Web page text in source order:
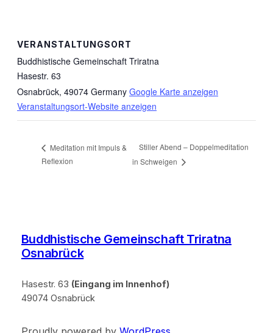
VERANSTALTUNGSORT
Buddhistische Gemeinschaft Triratna
Hasestr. 63
Osnabrück, 49074 Germany Google Karte anzeigen
Veranstaltungsort-Website anzeigen
Meditation mit Impuls &
Reflexion
Stiller Abend – Doppelmeditation
in Schweigen
Buddhistische Gemeinschaft Triratna
Osnabrück
Hasestr. 63 (Eingang im Innenhof)
49074 Osnabrück